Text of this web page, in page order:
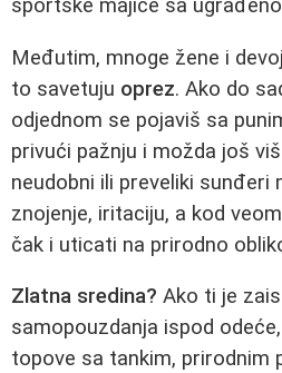
sportske majice sa
Međutim, mnoge žene i
to savetuju oprez. Ako do
odjednom se pojaviš sa
privući pažnju i možda još
neudobni ili preveliki sunđeri
znojenje, iritaciju, a kod
čak i uticati na prirodno
Zlatna sredina? Ako ti je
samopouzdanja ispod
topove sa tankim, prirodnim